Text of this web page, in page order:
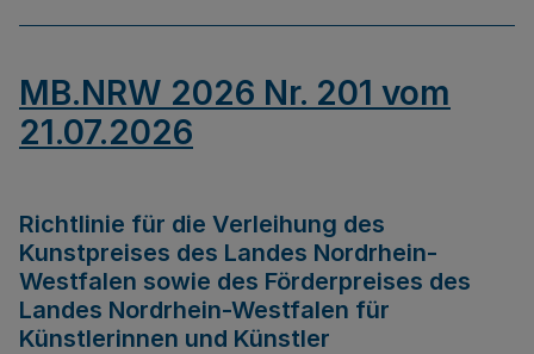
MB.NRW 2026 Nr. 201 vom
21.07.2026
Richtlinie für die Verleihung des
Kunstpreises des Landes Nordrhein-
Westfalen sowie des Förderpreises des
Landes Nordrhein-Westfalen für
Künstlerinnen und Künstler